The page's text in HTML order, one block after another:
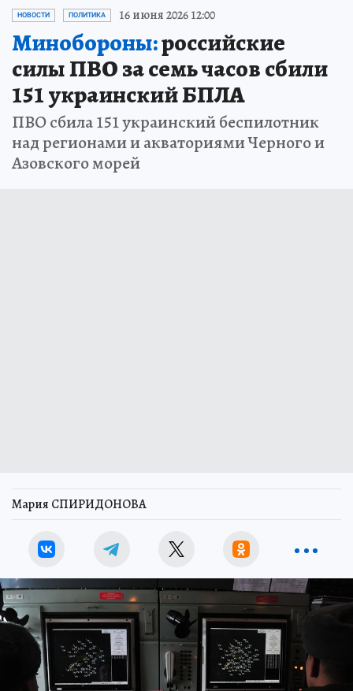
НОВОСТИ ПОЛИТИКА 16 июня 2026 12:00
Минобороны:российские
силы ПВО за семь часов сбили
151 украинский БПЛА
ПВО сбила 151 украинский беспилотник
над регионами и акваториями Черного и
Азовского морей
Мария СПИРИДОНОВА